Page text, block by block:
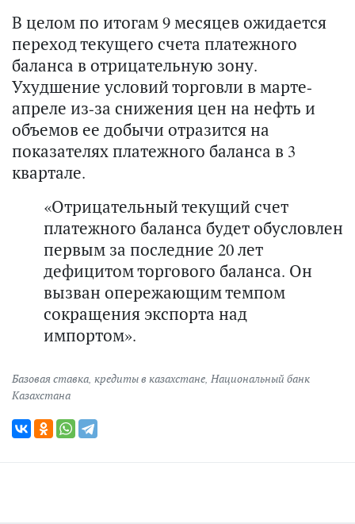
В целом по итогам 9 месяцев ожидается
переход текущего счета платежного
баланса в отрицательную зону.
Ухудшение условий торговли в марте-
апреле из-за снижения цен на нефть и
объемов ее добычи отразится на
показателях платежного баланса в 3
квартале.
«Отрицательный текущий счет
платежного баланса будет обусловлен
первым за последние 20 лет
дефицитом торгового баланса. Он
вызван опережающим темпом
сокращения экспорта над
импортом».
Базовая ставка кредиты в казахстане Национальный банк
Казахстана